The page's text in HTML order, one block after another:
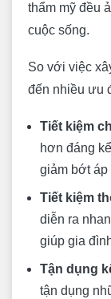
thẩm mỹ đều
cuộc sống.
So với việc
đến nhiều ưu
Tiết kiệm
hơn đáng
giảm bớt
Tiết kiệm
diễn ra
giúp gia
Tận dụng
tận dụng